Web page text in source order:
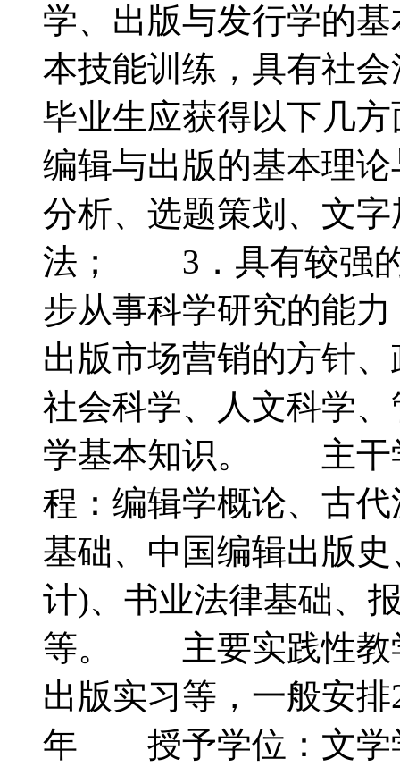
学、出版与发行学的
本技能训练，具有
毕业生应获得以下几
编辑与出版的基本理
分析、选题策划、文
法； 3．具有较强的
步从事科学研究的能
出版市场营销的方针
社会科学、人文科学
学基本知识。 主干
程：编辑学概论、古
基础、中国编辑出版
计)、书业法律基础、
等。 主要实践性教
出版实习等，一般安
年 授予学位：文学